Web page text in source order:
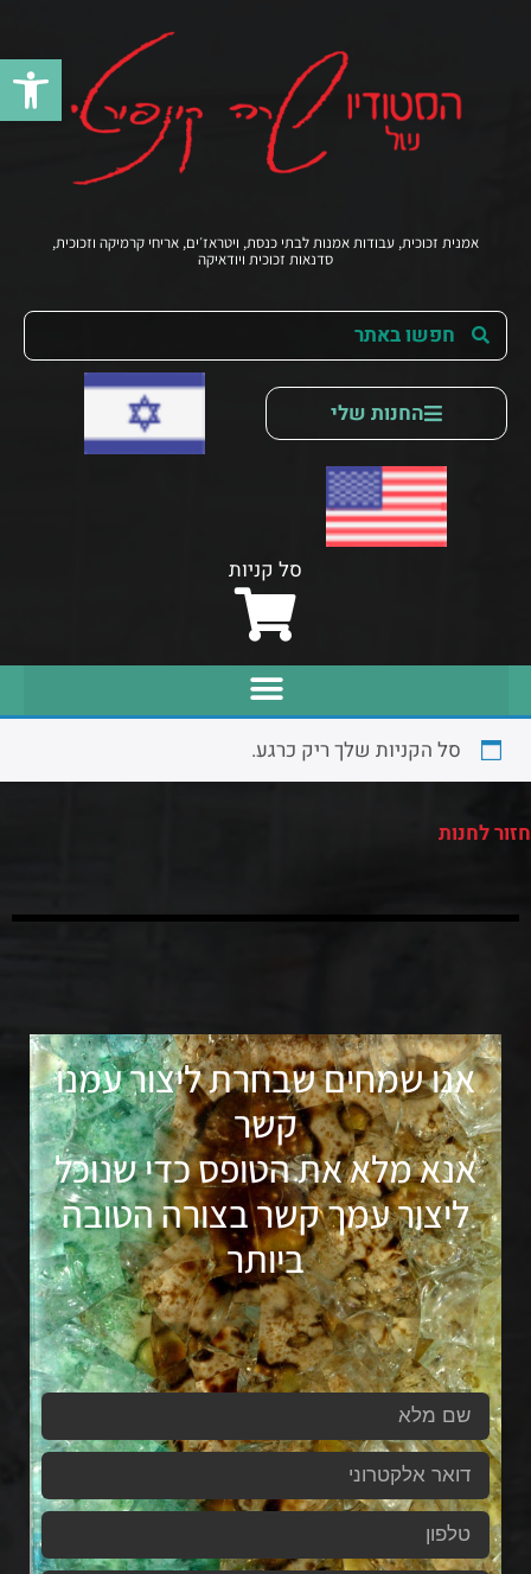
פתח
אמנית זכוכית, עבודות אמנות לבתי כנסת, ויטראז׳ים, אריחי קרמיקה וזכוכית,
סדנאות זכוכית ויודאיקה
החנות שלי
סל קניות
סל הקניות שלך ריק כרגע.
חזור לחנות
אנו שמחים שבחרת ליצור עמנו
קשר
אנא מלא את הטופס כדי שנוכל
ליצור עמך קשר בצורה הטובה
ביותר